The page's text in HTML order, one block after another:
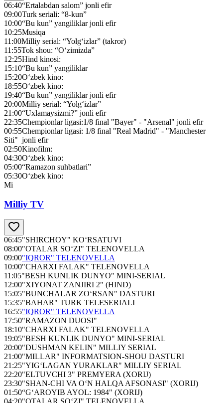
06:40“Ertalabdan salom” jonli efir
09:00Turk seriali: “8-kun”
10:00“Bu kun” yangiliklar jonli efir
10:25Musiqa
11:00Milliy serial: “Yolg‘izlar” (takror)
11:55Tok shou: “O‘zimizda”
12:25Hind kinosi:
15:10“Bu kun” yangiliklar
15:20O‘zbek kino:
18:55O‘zbek kino:
19:40“Bu kun” yangiliklar jonli efir
20:00Milliy serial: “Yolg‘izlar”
21:00“Uxlamaysizmi?” jonli efir
22:35Chempionlar ligasi:1/8 final "Bayer" - "Arsenal" jonli efir
00:55Chempionlar ligasi: 1/8 final "Real Madrid" - "Manchester
Siti" jonli efir
02:50Kinofilm:
04:30O‘zbek kino:
05:00“Ramazon suhbatlari”
05:30O‘zbek kino:
Mi
Milliy TV
06:45"SHIRCHOY" KO‘RSATUVI
08:00"OTALAR SO‘ZI" TELENOVELLA
09:00"IQROR" TELENOVELLA
10:00"CHARXI FALAK" TELENOVELLA
11:05"BESH KUNLIK DUNYO" MINI-SERIAL
12:00"XIYONAT ZANJIRI 2" (HIND)
15:05"BUNCHALAR ZO‘RSAN" DASTURI
15:35"BAHAR" TURK TELESERIALI
16:55"IQROR" TELENOVELLA
17:50"RAMAZON DUOSI"
18:10"CHARXI FALAK" TELENOVELLA
19:05"BESH KUNLIK DUNYO" MINI-SERIAL
20:00"DUSHMAN KELIN" MILLIY SERIAL
21:00"MILLAR" INFORMATSION-SHOU DASTURI
21:25"YIG‘LAGAN YURAKLAR" MILLIY SERIAL
22:20"ELTUVCHI 3" PREMYERA (XORIJ)
23:30"SHAN-CHI VA O‘N HALQA AFSONASI" (XORIJ)
01:50“G‘AROYIB AYOL: 1984" (XORIJ)